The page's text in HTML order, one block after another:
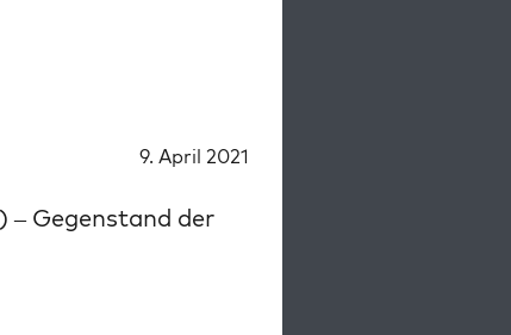
9. April 2021
– Gegenstand der